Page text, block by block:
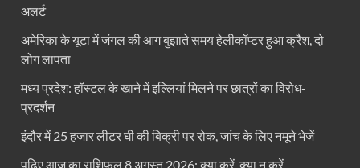
अलर्ट
अमेरिका के यूटा में जंगल की आग बुझाते समय हेलीकॉप्टर हुआ क्रैश, दो
लोग लापता
मध्य प्रदेश: हॉस्टल के खाने में इल्लियां मिलने पर छात्रों का विरोध-
प्रदर्शन
इंदौर में 25 हजार लीटर घी की बिक्री पर रोक, जांच के लिए नमूने भेजें
पढ़िए आज का राशिफल 8 अगस्त 2026: क्या करें, क्या न करें…